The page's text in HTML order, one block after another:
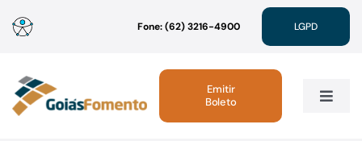
para
conteúdo
Fone: (62) 3216-4900 LGPD
Toggle
Emitir
Boleto